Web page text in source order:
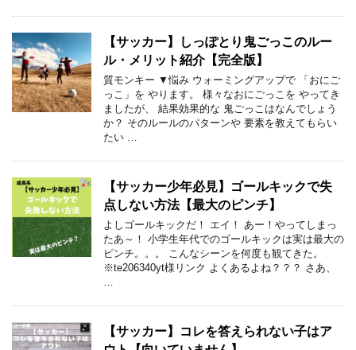
【サッカー】しっぽとり鬼ごっこのルー
ル・メリット紹介【完全版】
質モンキー ▼悩み ウォーミングアップで 「おにご
っこ」を やります。 様々なおにごっこを やってき
ましたが、 結果効果的な 鬼ごっこはなんでしょう
か？ そのルールのパターンや 要素を教えてもらい
たい …
【サッカー少年必見】ゴールキックで失
点しない方法【最大のピンチ】
よしゴールキックだ！ エイ！ あー！やってしまっ
たあ～！ 小学生年代でのゴールキックは実は最大の
ピンチ。。。 こんなシーンを何度も観てきた。
※te206340yt様リンク よくあるよね？？？ さあ、
…
【サッカー】コレを答えられない子はア